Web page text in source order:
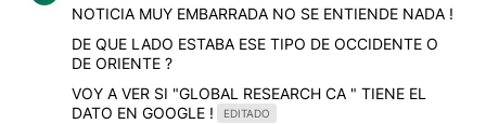
NOTICIA MUY EMBARRADA NO SE ENTIENDE NADA !
DE QUE LADO ESTABA ESE TIPO DE OCCIDENTE O
DE ORIENTE ?
VOY A VER SI "GLOBAL RESEARCH CA " TIENE EL
DATO EN GOOGLE !
EDITADO